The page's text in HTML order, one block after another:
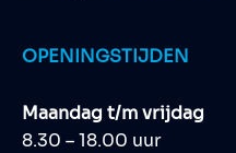
OPENINGSTIJDEN
Maandag t/m vrijdag
8.30 – 18.00 uur